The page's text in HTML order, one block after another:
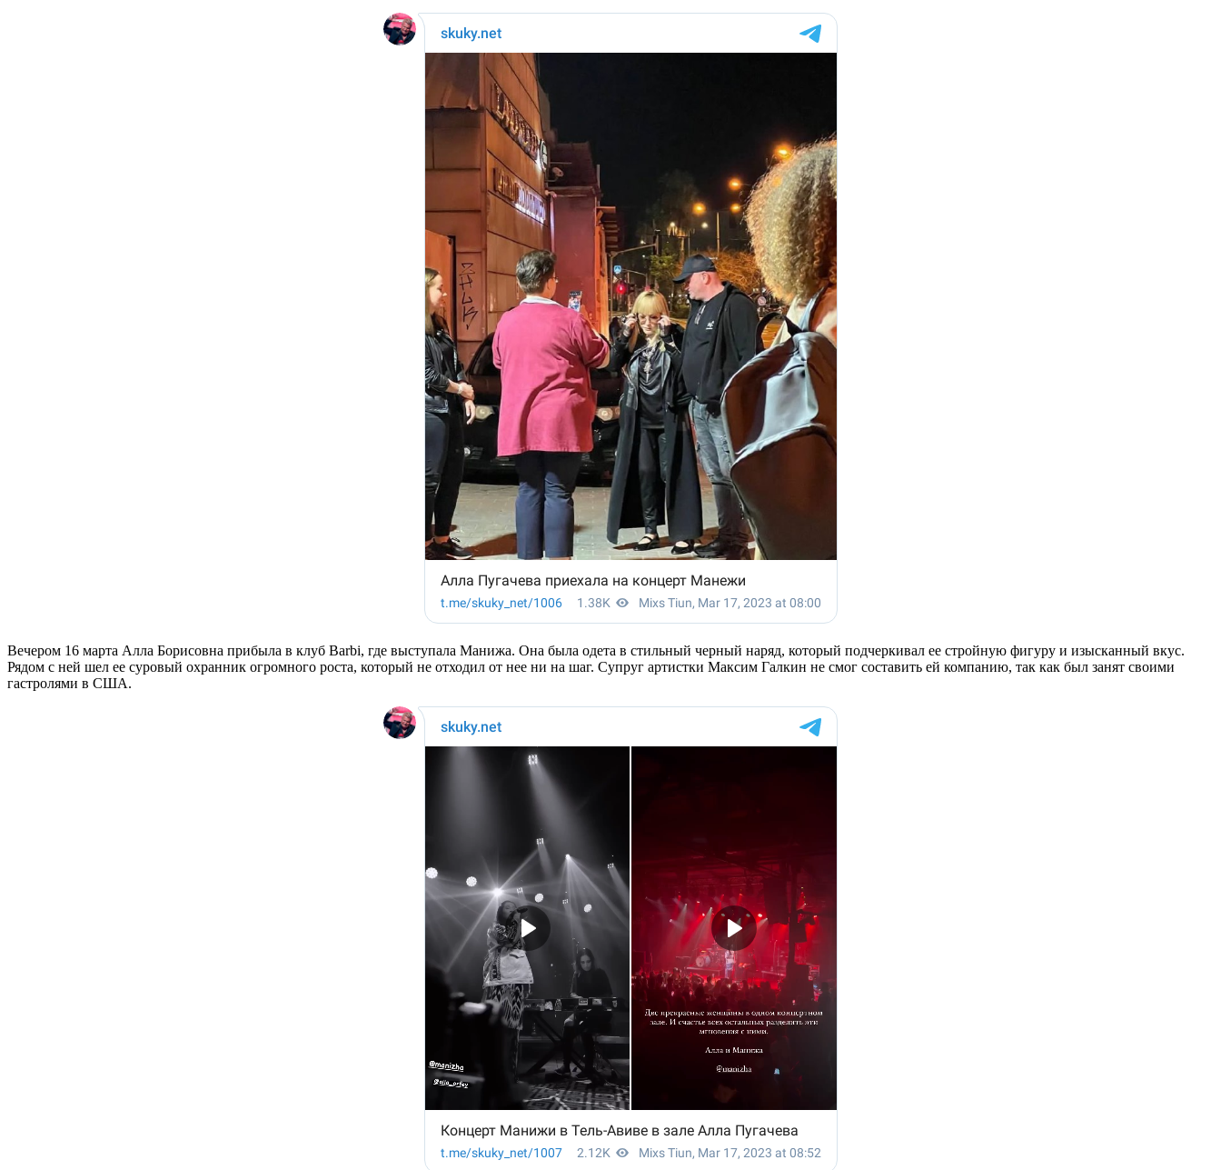
Вечером 16 марта Алла Борисовна прибыла в клуб Barbi, где выступала Манижа. Она была одета в стильный черный наряд, который подчеркивал ее стройную фигуру и изысканный вкус.
Рядом с ней шел ее суровый охранник огромного роста, который не отходил от нее ни на шаг. Супруг артистки Максим Галкин не смог составить ей компанию, так как был занят своими
гастролями в США.